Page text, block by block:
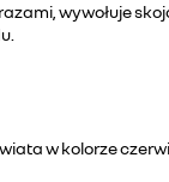
wywołuje
w kolorze